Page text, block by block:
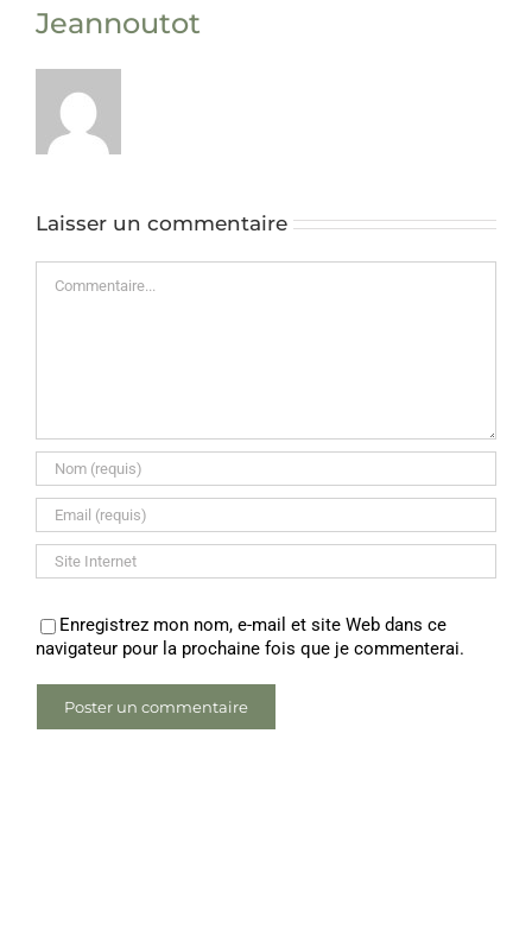
Jeannoutot
Laisser un commentaire
Enregistrez mon nom, e-mail et site Web dans ce
navigateur pour la prochaine fois que je commenterai.